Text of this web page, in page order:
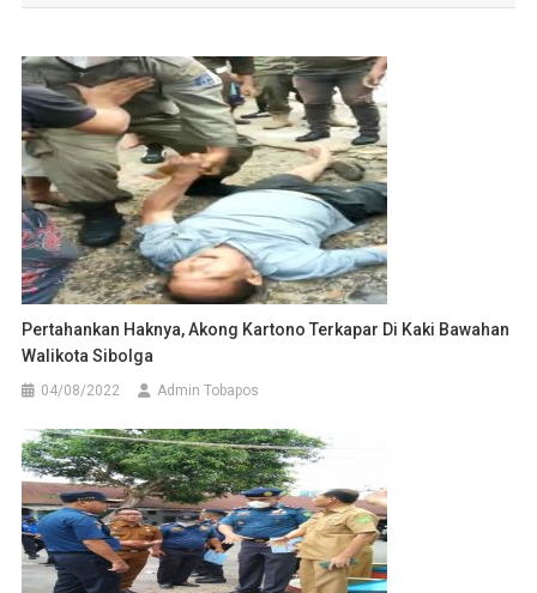
Pertahankan Haknya, Akong Kartono Terkapar Di Kaki Bawahan
Walikota Sibolga
04/08/2022 Admin Tobapos